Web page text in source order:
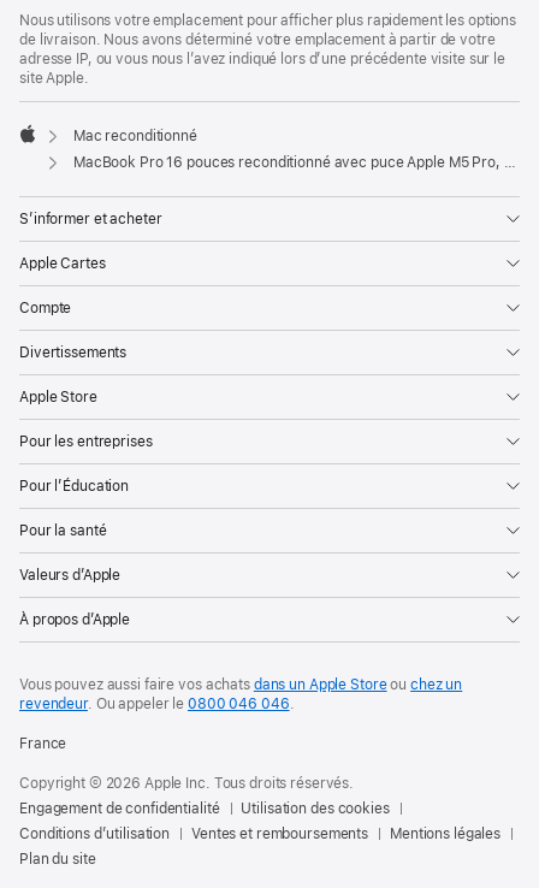
Nous utilisons votre emplacement pour afficher plus rapidement les options
de livraison. Nous avons déterminé votre emplacement à partir de votre
adresse IP, ou vous nous l’avez indiqué lors d’une précédente visite sur le
site Apple.
Apple
Mac reconditionné
MacBook Pro 16 pouces reconditionné avec puce Apple M5 Pro, CPU 18 cœurs et GPU 20 cœurs - Noir sidéral
S’informer et acheter
Apple Cartes
Compte
Divertissements
Apple Store
Pour les entreprises
Pour l’Éducation
Pour la santé
Valeurs d’Apple
À propos d’Apple
Vous pouvez aussi faire vos achats dans un Apple Storeouchez un
revendeur. Ouappeler le0800 046 046.
France
Copyright © 2026 Apple Inc. Tous droits réservés.
Engagement de confidentialité
Utilisation des cookies
Conditions d’utilisation
Ventes et remboursements
Mentions légales
Plan du site